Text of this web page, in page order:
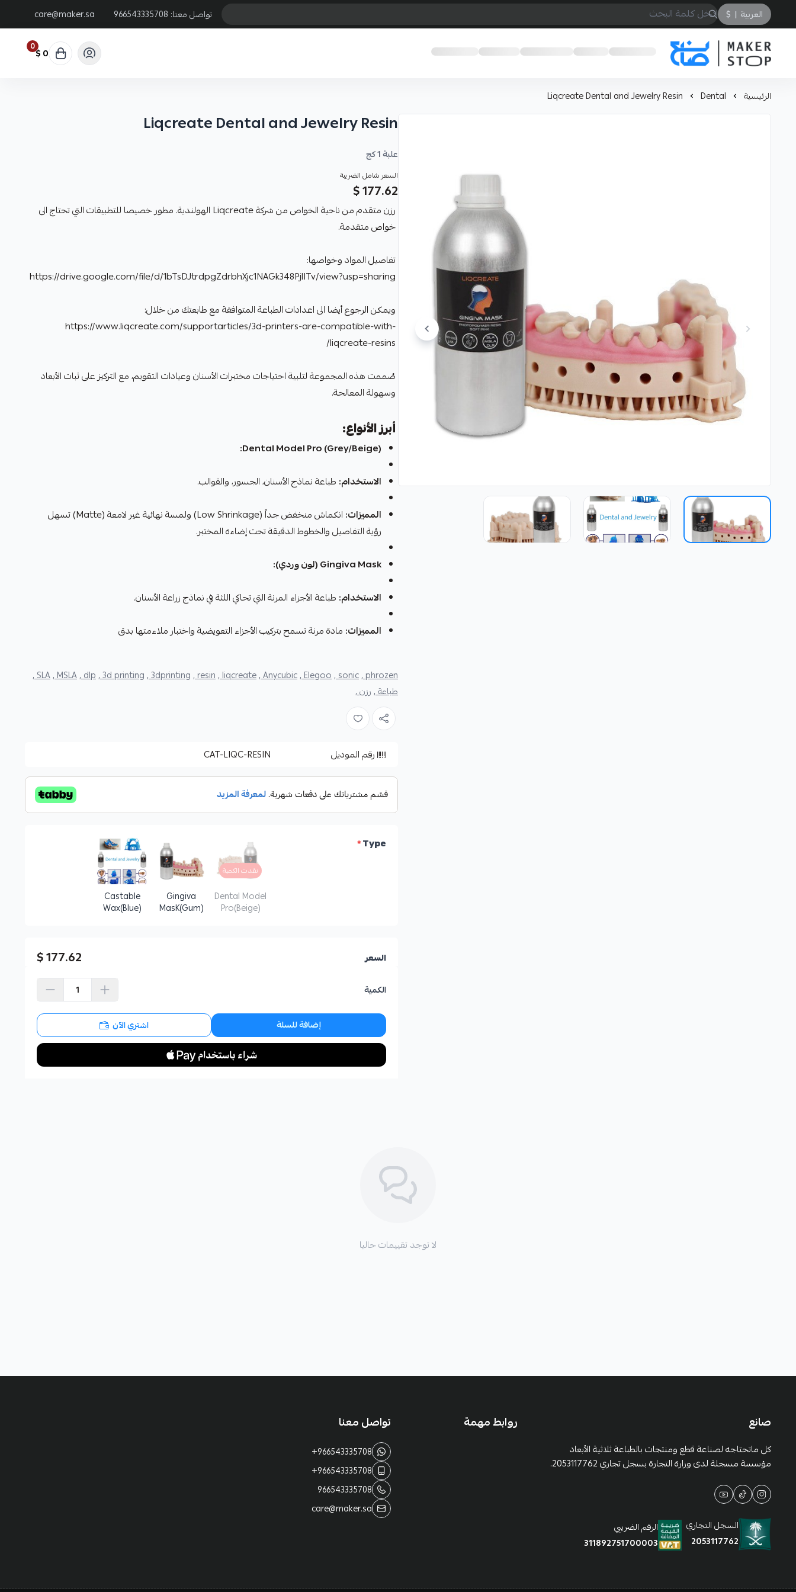
العربية |
$ تواصل معنا: 966543335708
care@maker.sa
صانع
0 0 $
الرئيسية Dental
Liqcreate Dental and Jewelry Resin
Liqcreate Dental and Jewelry Resin
علبة 1 كج
السعر شامل الضريبة
177.62 $
رزن متقدم من ناحية الخواص من شركة Liqcreate الهولندية. مطور خصيصا للتطبيقات التي تحتاج الى
خواص متقدمة.
تفاصيل المواد وخواصها:
https://drive.google.com/file/d/1bTsDJtrdpgZdrbhXjc1NAGk348PjlITv/view?usp=sharing
ويمكن الرجوع أيضا الى اعدادات الطباعة المتوافقة مع طابعتك من خلال:
https://www.liqcreate.com/supportarticles/3d-printers-are-compatible-with-
liqcreate-resins/
صُممت هذه المجموعة لتلبية احتياجات مختبرات الأسنان وعيادات التقويم، مع التركيز على ثبات الأبعاد
وسهولة المعالجة.
أبرز الأنواع:
Dental Model Pro (Grey/Beige):
الاستخدام: طباعة نماذج الأسنان، الجسور، والقوالب.
المميزات:
انكماش منخفض جداً (Low Shrinkage) ولمسة نهائية غير لامعة (Matte) تسهل
رؤية التفاصيل والخطوط الدقيقة تحت إضاءة المختبر.
Gingiva Mask (لون وردي):
الاستخدام: طباعة الأجزاء المرنة التي تحاكي اللثة في نماذج زراعة الأسنان.
المميزات: مادة مرنة تسمح بتركيب الأجزاء التعويضية واختبار ملاءمتها بدق
phrozen ,
sonic ,
Elegoo ,
Anycubic ,
liqcreate ,
resin ,
3dprinting ,
3d printing ,
dlp ,
MSLA ,
SLA ,
طباعة ,رزن ,
رقم الموديل CAT-LIQC-RESIN
Type
*
نفدت الكمية
Dental Model
Pro(Beige)
Gingiva
MasK(Gum)
Castable
Wax(Blue)
السعر 177.62 $
الكمية
إضافة للسلة اشتري الآن
لا توجد تقييمات حاليا
صانع
كل ماتحتاجه لصناعة قطع ومنتجات بالطباعة ثلاثية الأبعاد
مؤسسة مسجلة لدى وزارة التجارة بسجل تجاري 2053117762.
السجل التجاري
2053117762
الرقم الضريبي
311892751700003
روابط مهمة تواصل معنا
+966543335708
+966543335708
966543335708
care@maker.sa